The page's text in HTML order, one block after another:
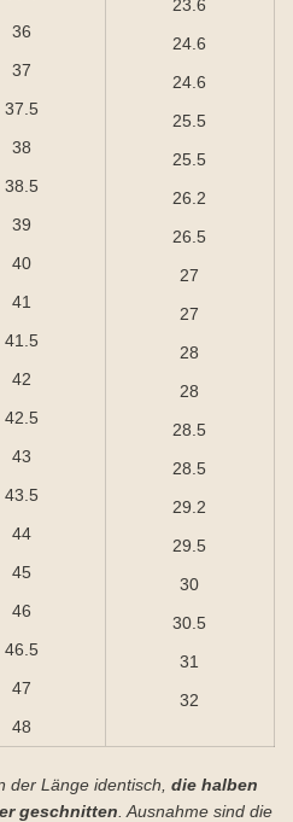
36
37
37.5
38
38.5
39
40
41
41.5
42
42.5
43
43.5
44
45
46
46.5
47
48
23.6
24.6
24.6
25.5
25.5
26.2
26.5
27
27
28
28
28.5
28.5
29.2
29.5
30
30.5
31
32
der Länge identisch, die halben
geschnitten . Ausnahme sind die